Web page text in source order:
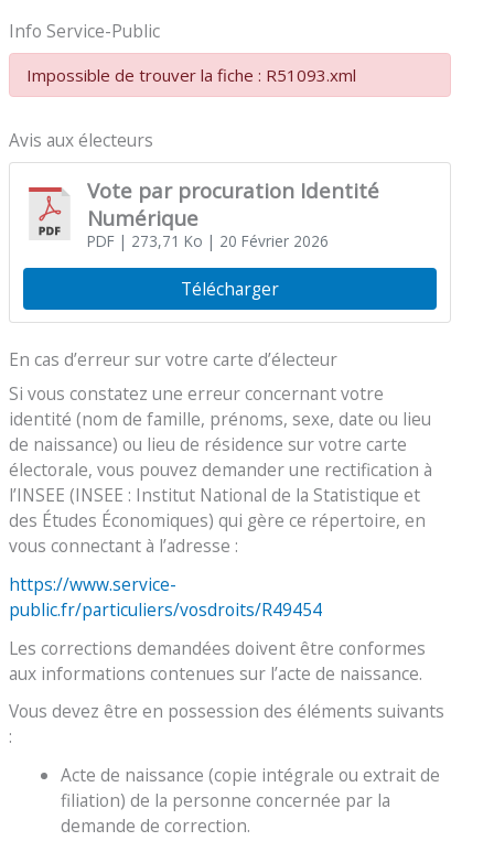
Info Service-Public
Impossible de trouver la fiche : R51093.xml
Avis aux électeurs
Vote par procuration Identité
Numérique
PDF| 273,71 Ko | 20 Février 2026
Télécharger
En cas d’erreur sur votre carte d’électeur
Si vous constatez une erreur concernant votre
identité (nom de famille, prénoms, sexe, date ou lieu
de naissance) ou lieu de résidence sur votre carte
électorale, vous pouvez demander une rectification à
l’INSEE (INSEE : Institut National de la Statistique et
des Études Économiques) qui gère ce répertoire, en
vous connectant à l’adresse :
https://www.service-
public.fr/particuliers/vosdroits/R49454
Les corrections demandées doivent être conformes
aux informations contenues sur l’acte de naissance.
Vous devez être en possession des éléments suivants
:
Acte de naissance (copie intégrale ou extrait de
filiation) de la personne concernée par la
demande de correction.